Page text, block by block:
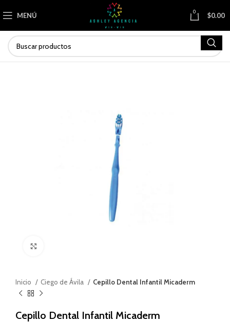
MENÚ 0 $0.00
Inicio Ciego de Ávila Cepillo Dental Infantil Micaderm
Cepillo Dental Infantil Micaderm